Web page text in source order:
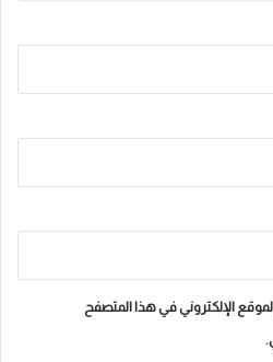
الإلكتروني في هذا المتصفح